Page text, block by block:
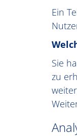
Ein
Sie
zu